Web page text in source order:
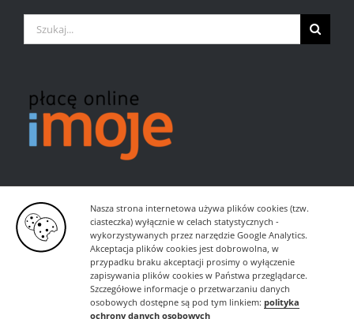
Nasza strona internetowa używa plików cookies (tzw.
ciasteczka) wyłącznie w celach statystycznych -
wykorzystywanych przez narzędzie Google Analytics.
Akceptacja plików cookies jest dobrowolna, w
przypadku braku akceptacji prosimy o wyłączenie
zapisywania plików cookies w Państwa przeglądarce.
Szczegółowe informacje o przetwarzaniu danych
osobowych dostępne są pod tym linkiem: polityka
ochrony danych osobowych
Szukaj